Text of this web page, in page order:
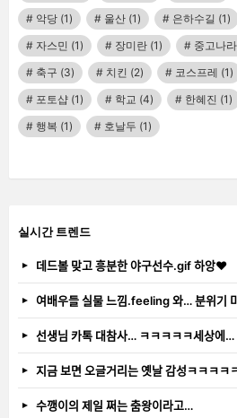
악당 (1) 울산 (1) 은하수길 (1)
자스민 (1) 장미란 (1) 중고나라
축구 (3) 치킨 (2) 코스프레 (1)
포토샵 (1) 학교 (4) 한혜진 (1)
행복 (1) 호날두 (1)
실시간 트렌드
데드볼 맞고 흥분한 야구선수.gif 하앙❤️
여배우들 실물 느낌.feeling 와… 분위기
선생님 카톡 대참사… ㅋㅋㅋㅋㅋ세상에…
지금 보면 오글거리는 옛날 감성ㅋㅋㅋㅋ
수깽이의 제일 쩌는 춤왕이라고…